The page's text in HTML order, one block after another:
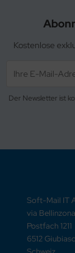
Kostenlose
Der Newsletter ist
Soft-Mail IT
via
Postfach 1211
6512